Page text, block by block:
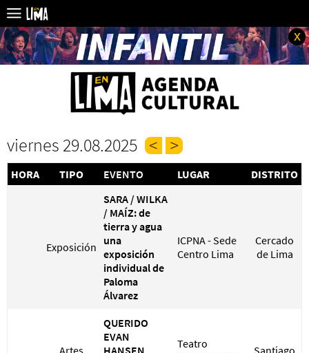
x
viernes 29.08.2025
HORA TIPO EVENTO LUGAR DISTRITO
Exposición
SARA / WILKA
/ MAÍZ: de
tierra y agua
una
exposición
individual de
Paloma
Álvarez
ICPNA - Sede
Centro Lima
Cercado
de Lima
Artes
QUERIDO
EVAN
HANSEN
Teatro
Santiago